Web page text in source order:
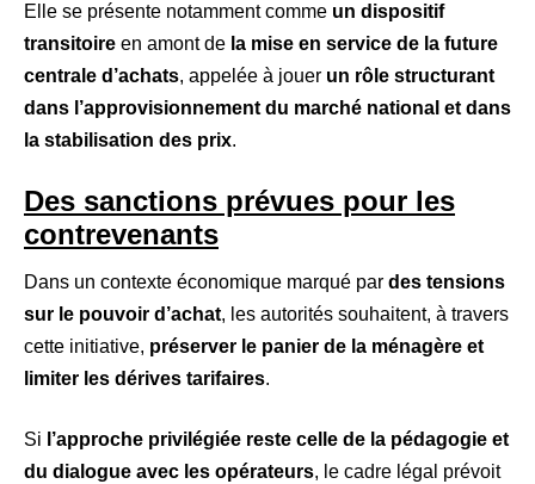
Elle se présente notamment comme un dispositif
transitoire en amont de la mise en service de la future
centrale d’achats, appelée à jouer un rôle structurant
dans l’approvisionnement du marché national et dans
la stabilisation des prix.
Des sanctions prévues pour les
contrevenants
Dans un contexte économique marqué par des tensions
sur le pouvoir d’achat, les autorités souhaitent, à travers
cette initiative, préserver le panier de la ménagère et
limiter les dérives tarifaires.
Si l’approche privilégiée reste celle de la pédagogie et
du dialogue avec les opérateurs, le cadre légal prévoit